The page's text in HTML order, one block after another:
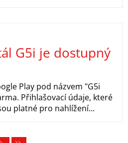
G5i je dostupný
Play pod názvem "G5i
Přihlašovací údaje, které
platné pro nahlížení...